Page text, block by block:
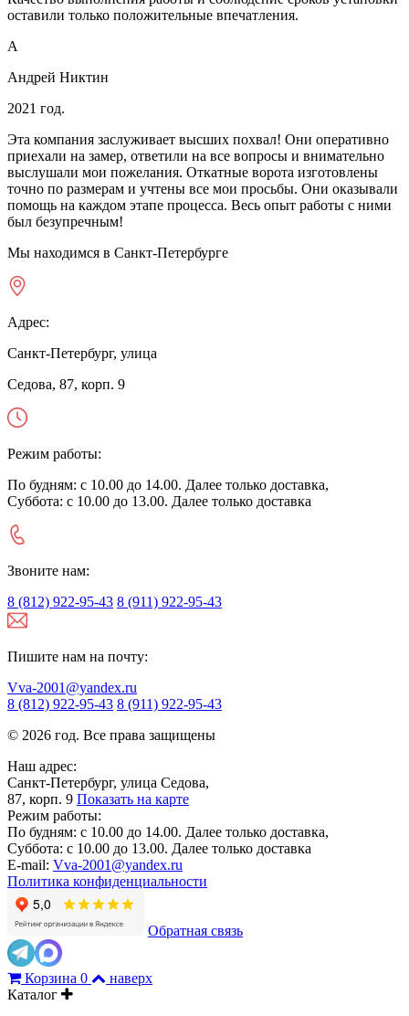
оставили только положительные впечатления.
А
Андрей Никтин
2021 год.
Эта компания заслуживает высших похвал! Они оперативно
приехали на замер, ответили на все вопросы и внимательно
выслушали мои пожелания. Откатные ворота изготовлены
точно по размерам и учтены все мои просьбы. Они оказывали
помощь на каждом этапе процесса. Весь опыт работы с ними
был безупречным!
Мы находимся в Санкт-Петербурге
Адрес:
Санкт-Петербург, улица
Седова, 87, корп. 9
Режим работы:
По будням: с 10.00 до 14.00. Далее только доставка,
Суббота: с 10.00 до 13.00. Далее только доставка
Звоните нам:
8 (812) 922-95-43 8 (911) 922-95-43
Пишите нам на почту:
Vva-2001@yandex.ru
8 (812) 922-95-43 8 (911) 922-95-43
© 2026 год. Все права защищены
Наш адрес:
Санкт-Петербург, улица Седова,
87, корп. 9 Показать на карте
Режим работы:
По будням: с 10.00 до 14.00. Далее только доставка,
Суббота: с 10.00 до 13.00. Далее только доставка
E-mail: Vva-2001@yandex.ru
Политика конфиденциальности
Обратная связь
Корзина 0
наверх
Каталог